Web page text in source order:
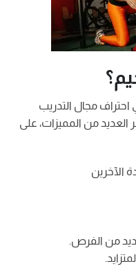
احتراف مجال التدريب
العديد من المميزات، على
الآخرين
من الفرص.